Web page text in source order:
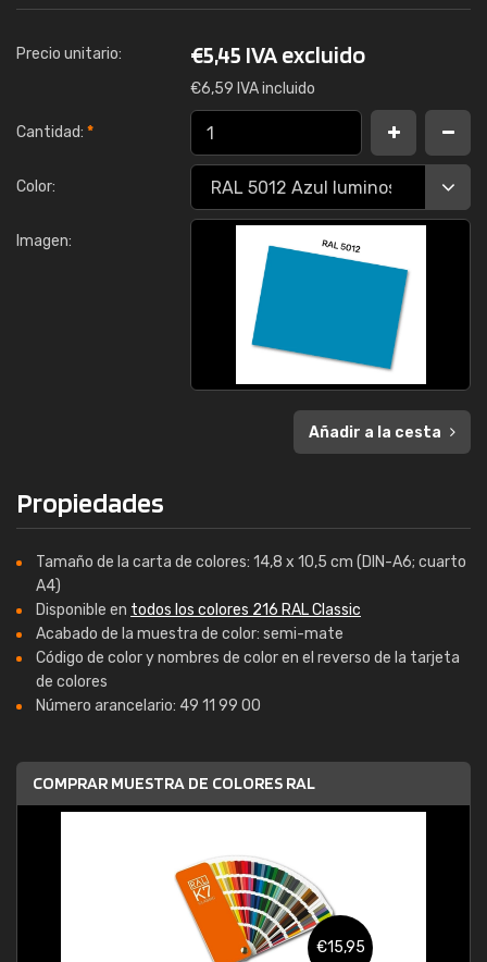
Precio unitario: €5,45 IVA excluido
€6,59 IVA incluido
Cantidad: *
Color:
Imagen:
Añadir a la cesta
Propiedades
Tamaño de la carta de colores: 14,8 x 10,5 cm (DIN-A6; cuarto
A4)
Disponible en todos los colores 216 RAL Classic
Acabado de la muestra de color: semi-mate
Código de color y nombres de color en el reverso de la tarjeta
de colores
Número arancelario: 49 11 99 00
COMPRAR MUESTRA DE COLORES RAL
€15,95